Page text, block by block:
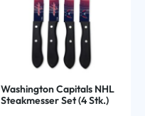
Washington Capitals NHL
Steakmesser Set (4 Stk.)